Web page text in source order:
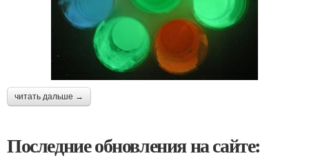
читать дальше →
Последние обновления на сайте: